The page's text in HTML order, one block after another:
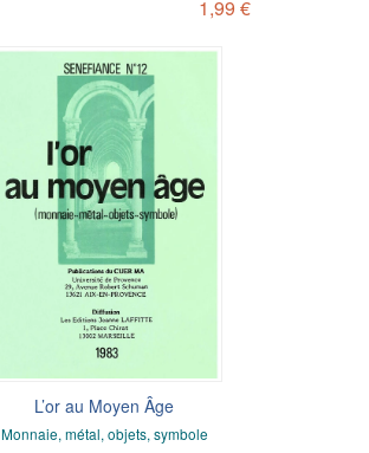
1,99 €
L’or au Moyen Âge
Monnaie, métal, objets, symbole